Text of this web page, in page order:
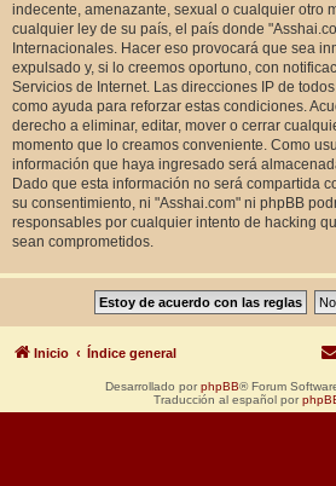
indecente, amenazante, sexual o cualquier otro
cualquier ley de su país, el país donde
Internacionales. Hacer eso provocará que sea
expulsado y, si lo creemos oportuno, con
Servicios de Internet. Las direcciones IP de
como ayuda para reforzar estas condiciones.
derecho a eliminar, editar, mover o cerrar
momento que lo creamos conveniente. Como
información que haya ingresado será
Dado que esta información no será compartida
su consentimiento, ni "Asshai.com" ni phpBB
responsables por cualquier intento de hacking
sean comprometidos.
Inicio Índice general
Desarrollado por phpBB® Forum
Traducción al español por